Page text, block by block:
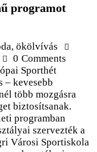
programot
, ökölvívás
0 Comments
Sporthét
– kevesebb
több mozgásra
biztosítsanak.
programban
szervezték a
Városi Sportiskola